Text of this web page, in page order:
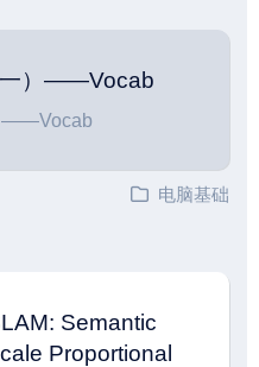
一）——Vocab
——Vocab
电脑基础
Semantic
Proportional